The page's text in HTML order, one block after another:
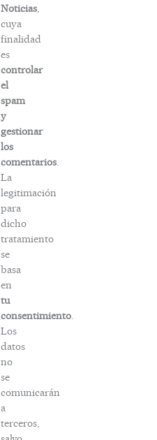
Noticias,
cuya
finalidad
es
controlar
el
spam
y
gestionar
los
comentarios.
La
legitimación
para
dicho
tratamiento
se
basa
en
tu
consentimiento.
Los
datos
no
se
comunicarán
a
terceros,